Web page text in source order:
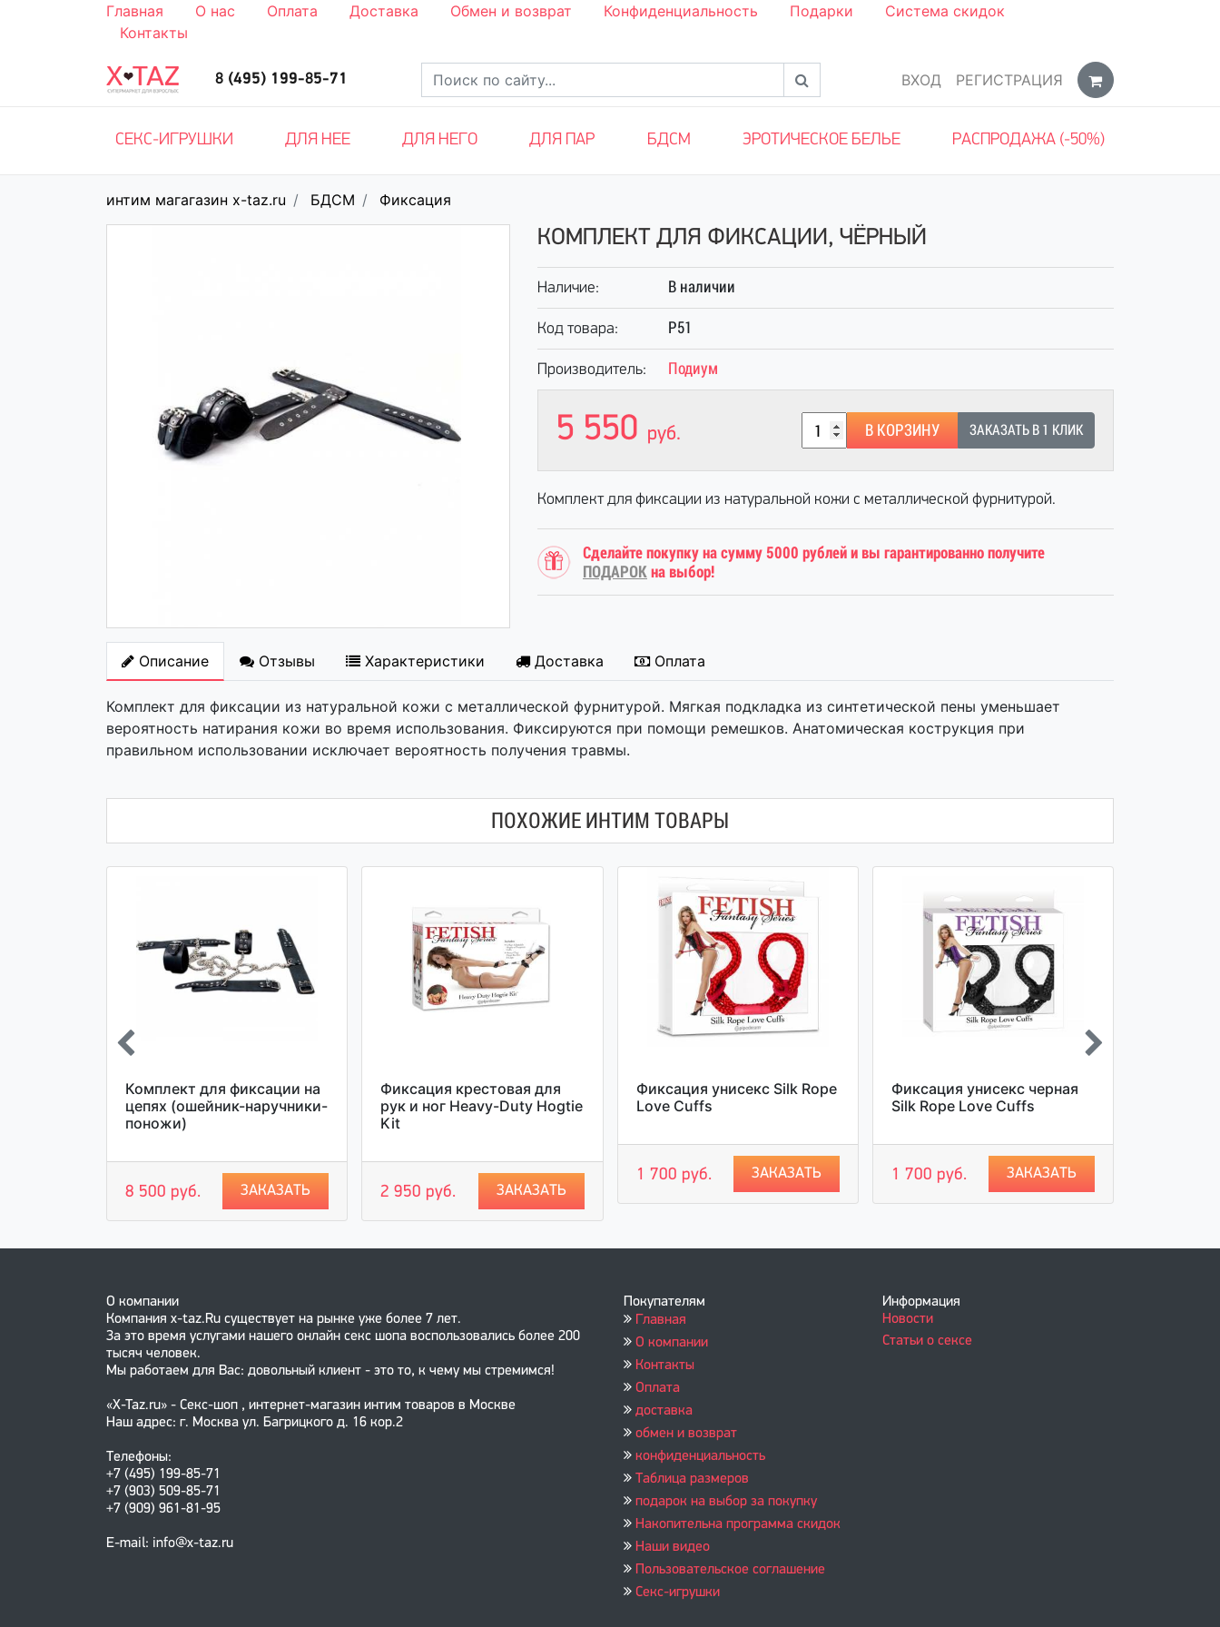
Главная О нас Оплата Доставка Обмен и возврат Конфиденциальность Подарки
Система скидок
Контакты
8 (495) 199-85-71 ВХОД РЕГИСТРАЦИЯ
СЕКС-ИГРУШКИ ДЛЯ НЕЕ ДЛЯ НЕГО ДЛЯ ПАР БДСМ ЭРОТИЧЕСКОЕ БЕЛЬЕ РАСПРОДАЖА (-50%)
интим магагазин x-taz.ru БДСМ Фиксация
КОМПЛЕКТ ДЛЯ ФИКСАЦИИ, ЧЁРНЫЙ
Наличие: В наличии
Код товара: Р51
Производитель: Подиум
5 550 руб. В КОРЗИНУ ЗАКАЗАТЬ В 1 КЛИК
Комплект для фиксации из натуральной кожи с металлической фурнитурой.
Сделайте покупку на сумму 5000 рублей и вы гарантированно получите
ПОДАРОК на выбор!
Описание Отзывы Характеристики Доставка Оплата
Комплект для фиксации из натуральной кожи с металлической фурнитурой. Мягкая подкладка из синтетической пены уменьшает
вероятность натирания кожи во время использования. Фиксируются при помощи ремешков. Анатомическая кострукция при
правильном использовании исключает вероятность получения травмы.
ПОХОЖИЕ ИНТИМ ТОВАРЫ
Комплект для фиксации на
цепях (ошейник-наручники-
поножи)
8 500 руб. ЗАКАЗАТЬ
Фиксация крестовая для
рук и ног Heavy-Duty Hogtie
Kit
2 950 руб. ЗАКАЗАТЬ
Фиксация унисекс Silk Rope
Love Cuffs
1 700 руб. ЗАКАЗАТЬ
Фиксация унисекс черная
Silk Rope Love Cuffs
1 700 руб. ЗАКАЗАТЬ
О компании
Компания x-taz.Ru существует на рынке уже более 7 лет.
За это время услугами нашего онлайн секс шопа воспользовались более 200
тысяч человек.
Мы работаем для Вас: довольный клиент - это то, к чему мы стремимся!
«X-Taz.ru» - Секс-шоп , интернет-магазин интим товаров в Москве
Наш адрес: г. Москва ул. Багрицкого д. 16 кор.2
Телефоны:
+7 (495) 199-85-71
+7 (903) 509-85-71
+7 (909) 961-81-95
E-mail: info@x-taz.ru
Покупателям
Главная
О компании
Контакты
Оплата
доставка
обмен и возврат
конфиденциальность
Таблица размеров
подарок на выбор за покупку
Накопительна программа скидок
Наши видео
Пользовательское соглашение
Секс-игрушки
Информация
Новости
Статьи о сексе